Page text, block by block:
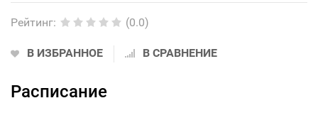
Рейтинг: (0.0)
В ИЗБРАННОЕ В СРАВНЕНИЕ
Расписание